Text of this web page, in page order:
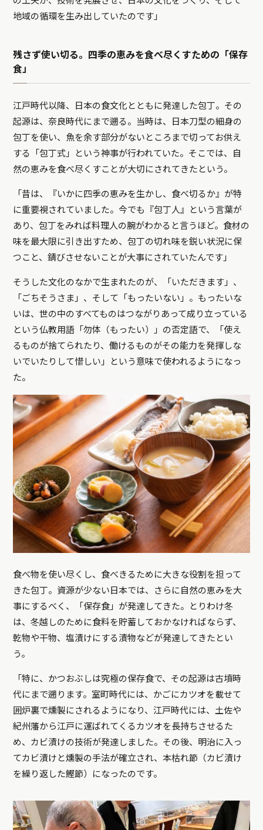
地域の循環を生み出していたのです」
残さず使い切る。四季の恵みを食べ尽くすための「保存
食」
江戸時代以降、日本の食文化とともに発達した包丁。その
起源は、奈良時代にまで遡る。当時は、日本刀型の細身の
包丁を使い、魚を余す部分がないところまで切ってお供え
する「包丁式」という神事が行われていた。そこでは、自
然の恵みを食べ尽くすことが大切にされてきたという。
「昔は、『いかに四季の恵みを生かし、食べ切るか』が特
に重要視されていました。今でも『包丁人』という言葉が
あり、包丁をみれば料理人の腕がわかると言うほど。食材の
味を最大限に引き出すため、包丁の切れ味を鋭い状況に保
つこと、錆びさせないことが大事にされていたんです」
そうした文化のなかで生まれたのが、「いただきます」、
「ごちそうさま」、そして「もったいない」。もったいな
いは、世の中のすべてものはつながりあって成り立っている
という仏教用語「勿体（もったい）」の否定語で、「使え
るものが捨てられたり、働けるものがその能力を発揮しな
いでいたりして惜しい」という意味で使われるようになっ
た。
食べ物を使い尽くし、食べきるために大きな役割を担って
きた包丁。資源が少ない日本では、さらに自然の恵みを大
事にするべく、「保存食」が発達してきた。とりわけ冬
は、冬越しのために食料を貯蓄しておかなければならず、
乾物や干物、塩漬けにする漬物などが発達してきたとい
う。
「特に、かつおぶしは究極の保存食で、その起源は古墳時
代にまで遡ります。室町時代には、かごにカツオを載せて
囲炉裏で燻製にされるようになり、江戸時代には、土佐や
紀州藩から江戸に運ばれてくるカツオを長持ちさせるた
め、カビ漬けの技術が発達しました。その後、明治に入っ
てカビ漬けと燻製の手法が確立され、本枯れ節（カビ漬け
を繰り返した鰹節）になったのです。